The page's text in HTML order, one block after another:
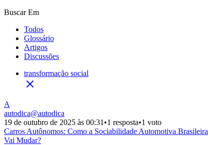
Buscar Em
Todos
Glossário
Artigos
Discussões
transformação social
A
autodica@autodica
19 de outubro de 2025 às 00:31 •1 resposta•1 voto
Carros Autônomos: Como a Sociabilidade Automotiva Brasileira
Vai Mudar?